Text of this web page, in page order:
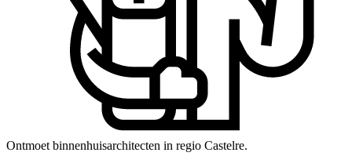
Ontmoet binnenhuisarchitecten in regio Castelre.